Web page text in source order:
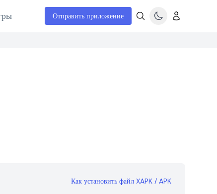
Отправить приложение
Как установить файл XAPK / APK